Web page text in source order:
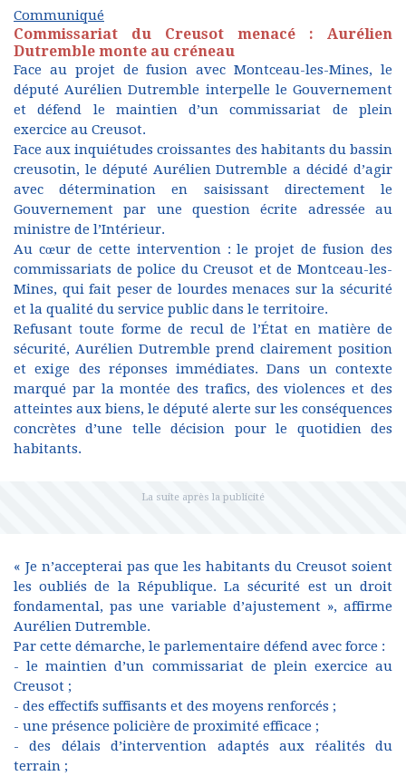
Communiqué
Commissariat du Creusot menacé : Aurélien
Dutremble monte au créneau
Face au projet de fusion avec Montceau-les-Mines, le
député Aurélien Dutremble interpelle le Gouvernement
et défend le maintien d’un commissariat de plein
exercice au Creusot.
Face aux inquiétudes croissantes des habitants du bassin
creusotin, le député Aurélien Dutremble a décidé d’agir
avec détermination en saisissant directement le
Gouvernement par une question écrite adressée au
ministre de l’Intérieur.
Au cœur de cette intervention : le projet de fusion des
commissariats de police du Creusot et de Montceau-les-
Mines, qui fait peser de lourdes menaces sur la sécurité
et la qualité du service public dans le territoire.
Refusant toute forme de recul de l’État en matière de
sécurité, Aurélien Dutremble prend clairement position
et exige des réponses immédiates. Dans un contexte
marqué par la montée des trafics, des violences et des
atteintes aux biens, le député alerte sur les conséquences
concrètes d’une telle décision pour le quotidien des
habitants.
« Je n’accepterai pas que les habitants du Creusot soient
les oubliés de la République. La sécurité est un droit
fondamental, pas une variable d’ajustement », affirme
Aurélien Dutremble.
Par cette démarche, le parlementaire défend avec force :
- le maintien d’un commissariat de plein exercice au
Creusot ;
- des effectifs suffisants et des moyens renforcés ;
- une présence policière de proximité efficace ;
- des délais d’intervention adaptés aux réalités du
terrain ;